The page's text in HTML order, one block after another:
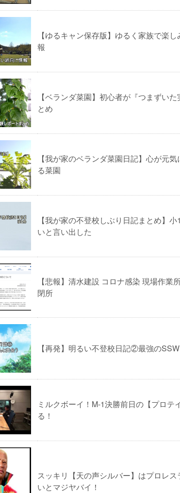
【ゆるキャン保存版】ゆるく家族で楽
報
【ベランダ菜園】初心者が『つまずい
とめ
【我が家のベランダ菜園日記】心が元
る菜園
【我が家の不登校しぶり日記まとめ】
いと言い出した
【悲報】清水建設 コロナ感染 現場作業
閉所
【再発】明るい不登校日記②最強の
ミルクボーイ！M-1決勝前日の【プロテ
る！
スッキリ【天の声シルバー】はプロレ
いとマジヤバイ！